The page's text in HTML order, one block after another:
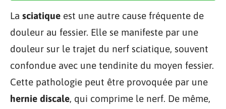
La sciatique est une autre cause fréquente de
douleur au fessier. Elle se manifeste par une
douleur sur le trajet du nerf sciatique, souvent
confondue avec une tendinite du moyen fessier.
Cette pathologie peut être provoquée par une
hernie discale, qui comprime le nerf. De même,